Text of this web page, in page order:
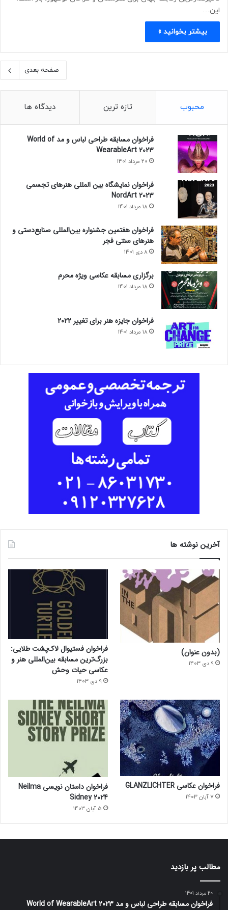
این…
بیشتر بخوانید »
صفحه بعدی
محبوب تازه ترین دیدگاه ها
فراخوان مسابقه طراحی لباس و مد World of
WearableArt 2023
20 مرداد 1401
فراخوان نمایشگاه بین المللی هنرهای تجسمی
NordArt 2023
18 مرداد 1401
فراخوان هفتمین جشنواره بین‌المللی صنایع‌دستی و
هنرهای سنتی فجر
8 دی 1401
برگزاری مسابقه عکاسی ویژه محرم
18 مرداد 1401
فراخوان جایزه هنر برای تغییر ۲۰۲۲
18 مرداد 1401
آخرین نوشته ها
(بدون عنوان)
9 دی 1403
فراخوان فستیوال لاک‌پشت طلایی:
بزرگ‌ترین مسابقه بین‌المللی هنر و
عکاسی حیات وحش
9 دی 1403
فراخوان عکاسی GLANZLICHTER
7 آبان 1403
فراخوان داستان نویسی Neilma
Sidney 2024
5 آبان 1403
مطالب پر بازدید
20 مرداد 1401
فراخوان مسابقه طراحی لباس و مد World of WearableArt 2023